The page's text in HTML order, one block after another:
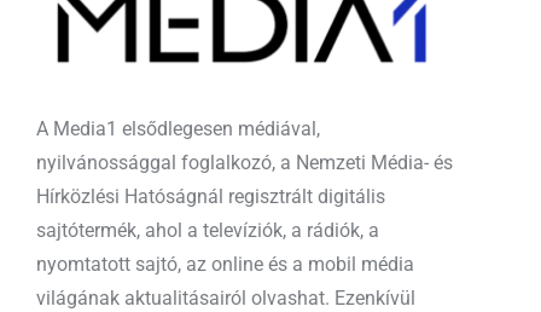
A Media1 elsődlegesen médiával,
nyilvánossággal foglalkozó, a Nemzeti Média- és
Hírközlési Hatóságnál regisztrált digitális
sajtótermék, ahol a televíziók, a rádiók, a
nyomtatott sajtó, az online és a mobil média
világának aktualitásairól olvashat. Ezenkívül